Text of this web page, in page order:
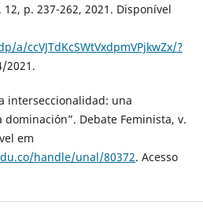
p. 237-262, 2021. Disponível
ccVJTdKcSWtVxdpmVPjkwZx/?
2021.
interseccionalidad: una
Debate Feminista, v.
em
handle/unal/80372. Acesso